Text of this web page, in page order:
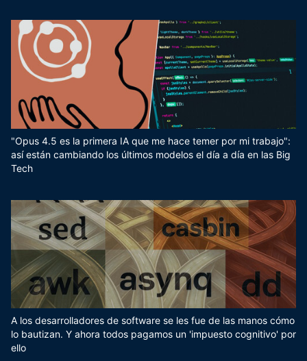
"Opus 4.5 es la primera IA que me hace temer por mi trabajo":
así están cambiando los últimos modelos el día a día en las Big
Tech
A los desarrolladores de software se les fue de las manos cómo
lo bautizan. Y ahora todos pagamos un 'impuesto cognitivo' por
ello